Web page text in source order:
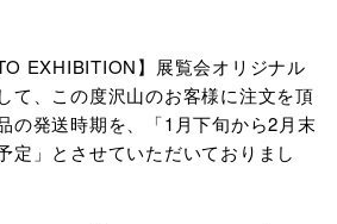
EXHIBITION】展覧会オリジナル
て、この度沢山のお客様に注文を頂
の発送時期を、「1月下旬から2月末
定」とさせていただいておりまし